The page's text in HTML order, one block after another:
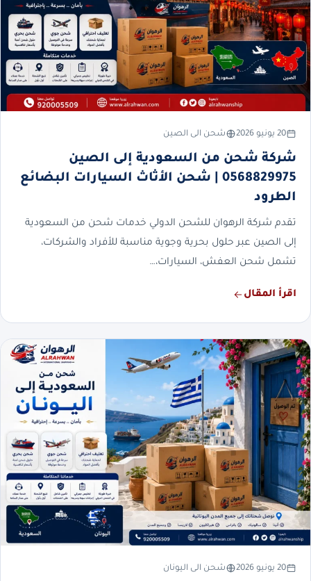
20 يونيو 2026 شحن الى الصين
شركة شحن من السعودية إلى الصين
0568829975 | شحن الأثاث السيارات البضائع
الطرود
تقدم شركة الرهوان للشحن الدولي خدمات شحن من السعودية
إلى الصين عبر حلول بحرية وجوية مناسبة للأفراد والشركات،
تشمل شحن العفش، السيارات،…
اقرأ المقال
20 يونيو 2026 شحن الى اليونان